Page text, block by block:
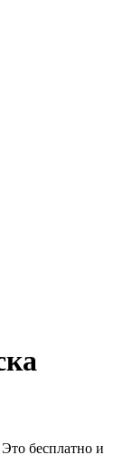
бесплатно и